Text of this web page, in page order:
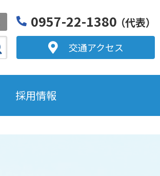
0957-22-1380 （代表）
交通アクセス
採用情報